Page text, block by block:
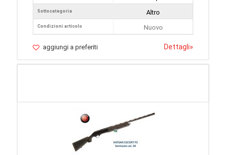
Sottocategoria
Condizioni articolo
Altro
Nuovo
aggiungi a preferiti Dettagli»